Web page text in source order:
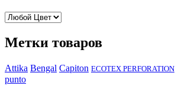
Метки товаров
Attika Bengal Capiton ECOTEX PERFORATION
punto